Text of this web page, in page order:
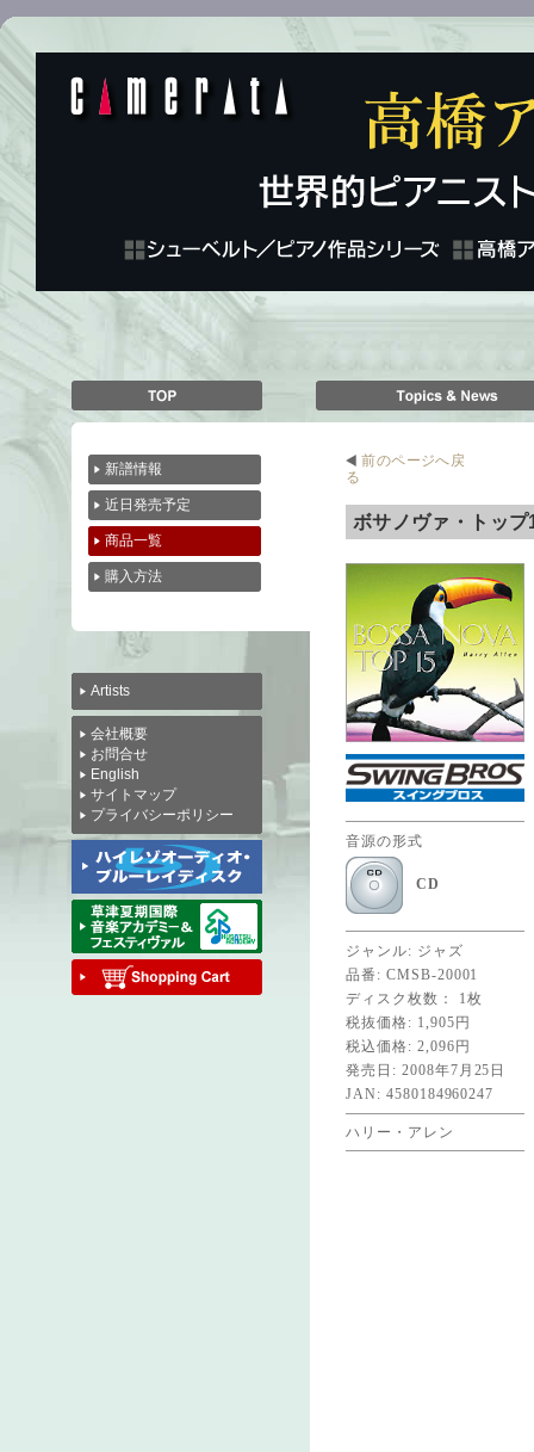
新譜情報
近日発売予定
商品一覧
購入方法
Artists
会社概要
お問合せ
English
サイトマップ
プライバシーポリシー
前のページへ戻
る
ボサノヴァ・トッ
音源の形式
CD
ジャンル: ジャズ
品番: CMSB-20001
ディスク枚数： 1枚
税抜価格: 1,905円
税込価格: 2,096円
発売日: 2008年7月25日
JAN: 4580184960247
ハリー・アレン